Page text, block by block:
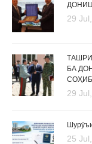
29
БА
29
25